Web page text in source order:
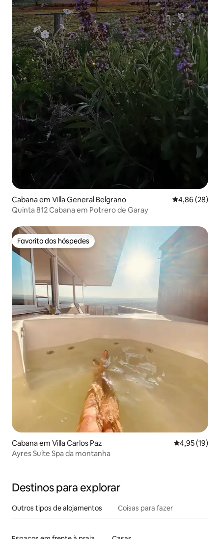
Cabana em Villa General Belgrano Classificação
4,86 (28)
Quinta 812 Cabana em Potrero de Garay
Favorito dos hóspedes
Favorito dos hóspedes
Cabana em Villa Carlos Paz Classificação
4,95 (19)
Ayres Suíte Spa da montanha
Destinos para explorar
Outros tipos de alojamentos Coisas para fazer